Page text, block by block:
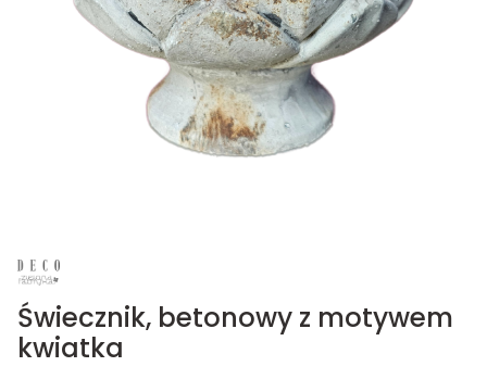
Świecznik, betonowy z motywem
kwiatka